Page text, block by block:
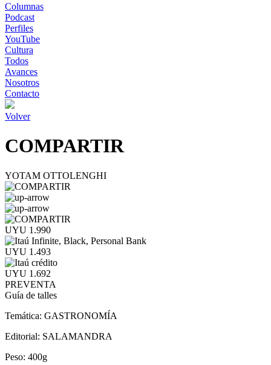
Columnas
Podcast
Perfiles
YouTube
Cultura
Todos
Avances
Nosotros
Contacto
Volver
COMPARTIR
YOTAM OTTOLENGHI
UYU 1.990
UYU 1.493
UYU 1.692
PREVENTA
Guía de talles
Temática: GASTRONOMÍA
Editorial: SALAMANDRA
Peso: 400g